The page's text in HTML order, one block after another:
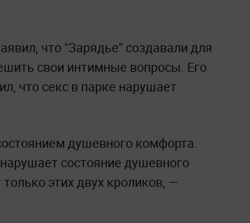
что "Зарядье" создавали для
свои интимные вопросы. Его
что секс в парке нарушает
душевного комфорта.
состояние душевного
этих двух кроликов, —